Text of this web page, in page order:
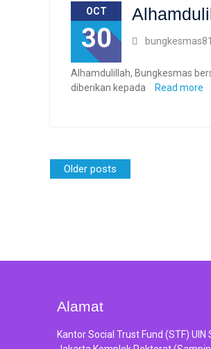
OCT
30
Alhamdulillah, Bungkesmas
diberikan kepada
Read more
Posts
navigation
Older posts
Alamat
Kantor Social Trust Fund (STF)